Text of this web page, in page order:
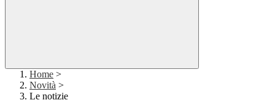
Home >
Novità >
Le notizie